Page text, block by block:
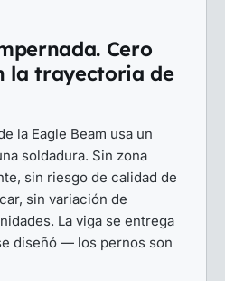
Cero
la trayectoria de
la Eagle Beam usa un
soldadura. Sin zona
sin riesgo de calidad de
sin variación de
La viga se entrega
diseñó — los pernos son